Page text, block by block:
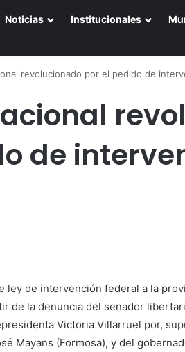
Noticias Institucionales
revolucionado por el pedido de
de
ley de intervención federal a la
de la denuncia del senador
Victoria Villarruel por,
Mayans (Formosa), y del